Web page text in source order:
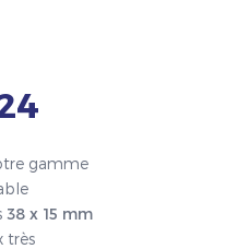
gamme
38 x 15 mm
très